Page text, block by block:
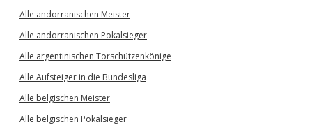
Alle andorranischen Meister
Alle andorranischen Pokalsieger
Alle argentinischen Torschützenkönige
Alle Aufsteiger in die Bundesliga
Alle belgischen Meister
Alle belgischen Pokalsieger